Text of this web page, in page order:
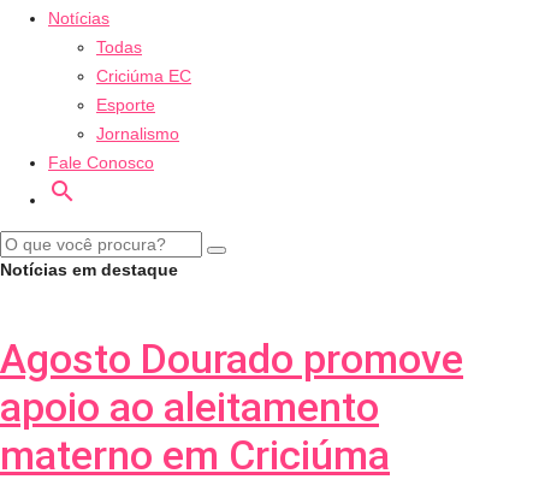
Notícias
Todas
Criciúma EC
Esporte
Jornalismo
Fale Conosco
search
Notícias em destaque
Agosto Dourado promove
apoio ao aleitamento
materno em Criciúma